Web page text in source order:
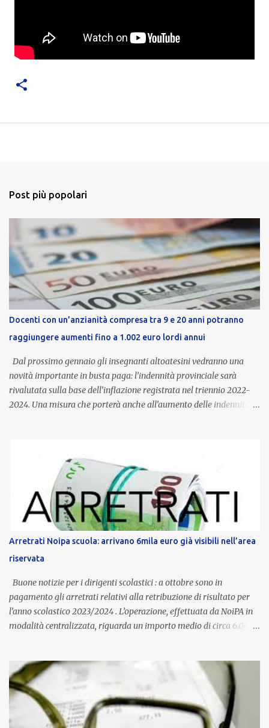
Post più popolari
Docenti con un’anzianità compresa tra 9 e 20 anni potranno
raggiungere aumenti fino a 1.002 euro lordi annui
Dal prossimo gennaio gli insegnanti altoatesini vedranno una
novità importante in busta paga: l’indennità provinciale sarà
rivalutata sulla base dell’inflazione registrata nel triennio 2022-
2024. Una misura che porterà anche all’aumento delle indennità di
dedicato alle donne vittime di violenza di genere, in linea con la
normativa nazionale e con l’obiettivo di offrire maggiore tutela e
supporto in situazioni delicate. L’indennità provinciale per i docenti
è un unicum in Italia: si tratta di una misura esclusiva della
Provincia autonoma di Bolzano, che integra in maniera stabile lo
stipendio nazionale grazie alle prerogative garantite
dall’autonomia locale. Non è un bonus temporaneo né un
compenso accessorio, ma una voce strutturale di retribuzione,
aggiornata periodicamente in base al cost...
Arretrati Noipa scuola: arrivano 6mila euro già visibili nell’area
riservata
Buone notizie per i dirigenti scolastici : a ottobre sono in
pagamento gli arretrati relativi alla retribuzione di risultato per
l’anno scolastico 2023/2024 . L’operazione, effettuata da NoiPA in
modalità centralizzata, riguarda un importo medio di circa 6.000
ordinaria di ottobre . Cos’è la retribuzione di risultato La
retribuzione di risultato rappresenta la parte variabile dello
stipendio dei dirigenti scolastici. Viene corrisposta per valorizzare
la qualità dell’attività svolta, la gestione delle risorse e il